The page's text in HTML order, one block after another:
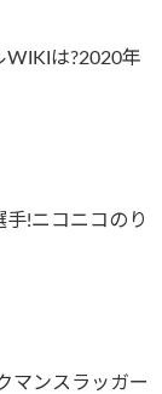
WIKIは?2020年
!ニコニコのり
マンスラッガー